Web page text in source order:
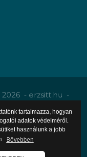
tartalmazza, hogyan
adatok védelméről.
használunk a jobb
Bővebben
2026 - erzsitt.hu -